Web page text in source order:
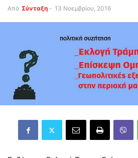
Από Σύνταξη - 13 Νοεμβρίου, 2016